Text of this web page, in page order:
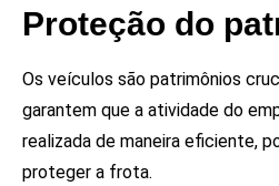
Proteção do
Os veículos são patrimônios
garantem que a atividade do
realizada de maneira eficiente,
proteger a frota.